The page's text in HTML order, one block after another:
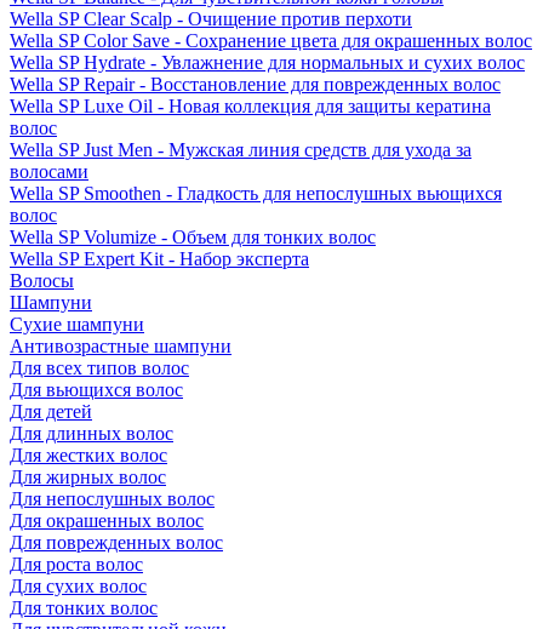
Wella SP Clear Scalp - Очищение против перхоти
Wella SP Color Save - Сохранение цвета для окрашенных волос
Wella SP Hydrate - Увлажнение для нормальных и сухих волос
Wella SP Repair - Восстановление для поврежденных волос
Wella SP Luxe Oil - Новая коллекция для защиты кератина
волос
Wella SP Just Men - Мужская линия средств для ухода за
волосами
Wella SP Smoothen - Гладкость для непослушных вьющихся
волос
Wella SP Volumize - Объем для тонких волос
Wella SP Expert Kit - Набор эксперта
Волосы
Шампуни
Сухие шампуни
Антивозрастные шампуни
Для всех типов волос
Для вьющихся волос
Для детей
Для длинных волос
Для жестких волос
Для жирных волос
Для непослушных волос
Для окрашенных волос
Для поврежденных волос
Для роста волос
Для сухих волос
Для тонких волос